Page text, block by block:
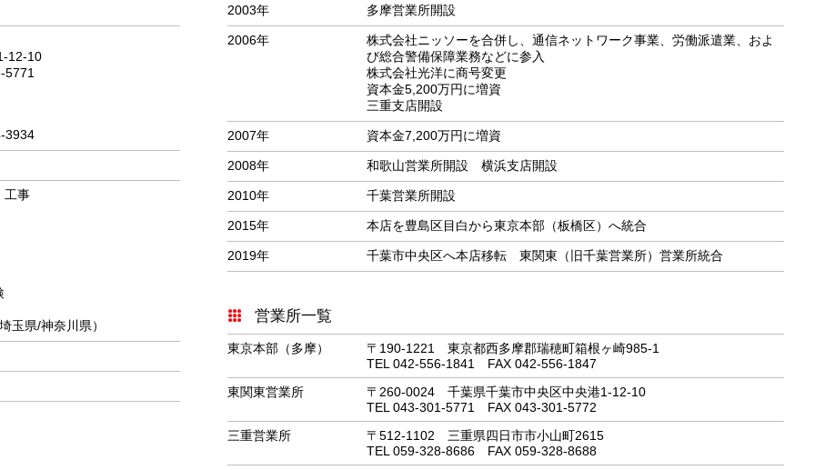
12-10
5771
3934
工事
玉県/神奈川県）
2003年 多摩営業所開設
2006年
株式会社ニッソーを合併し、通信ネットワーク事業、労働派遣業、およ
び総合警備保障業務などに参入
株式会社光洋に商号変更
資本金5,200万円に増資
三重支店開設
2007年 資本金7,200万円に増資
2008年 和歌山営業所開設 横浜支店開設
2010年 千葉営業所開設
2015年 本店を豊島区目白から東京本部（板橋区）へ統合
2019年 千葉市中央区へ本店移転 東関東（旧千葉営業所）営業所統合
営業所一覧
東京本部（多摩） 〒190-1221
東京都西多摩郡瑞穂町箱根ヶ崎985-1
TEL 042-556-1841
FAX 042-556-1847
東関東営業所 〒260-0024
千葉県千葉市中央区中央港1-12-10
TEL 043-301-5771
FAX 043-301-5772
三重営業所 〒512-1102
三重県四日市市小山町2615
TEL 059-328-8686
FAX 059-328-8688